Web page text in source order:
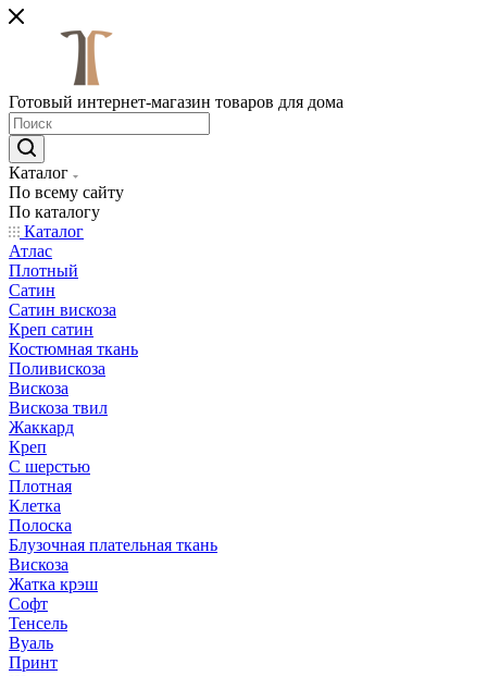
Готовый интернет-магазин товаров для дома
Каталог
По всему сайту
По каталогу
Каталог
Атлас
Плотный
Сатин
Сатин вискоза
Креп сатин
Костюмная ткань
Поливискоза
Вискоза
Вискоза твил
Жаккард
Креп
С шерстью
Плотная
Клетка
Полоска
Блузочная плательная ткань
Вискоза
Жатка крэш
Софт
Тенсель
Вуаль
Принт